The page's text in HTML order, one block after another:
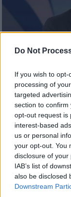
Do Not
If you wish to
processing of
targeted
section to
opt-out request is
interest-based
us or personal
your opt-out. You
disclosure of
IAB’s list of
also be disclosed
Downstream
Κυριάκος
Έμμεση
Γεωργούλη ,
σεξουαλική
ο
κατά την